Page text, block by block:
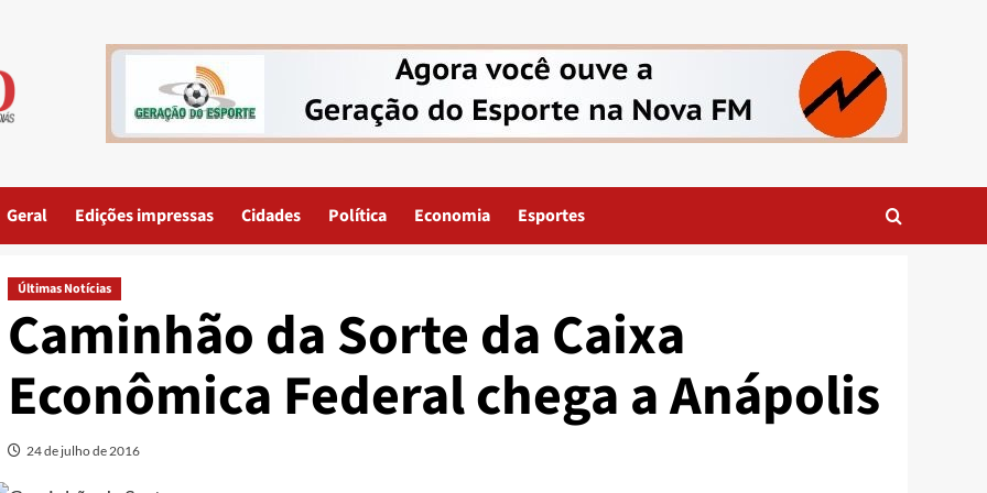
Geral Edições impressas Cidades Política Economia Esportes
Últimas Notícias
Caminhão da Sorte da Caixa
Econômica Federal chega a Anápolis
24 de julho de 2016